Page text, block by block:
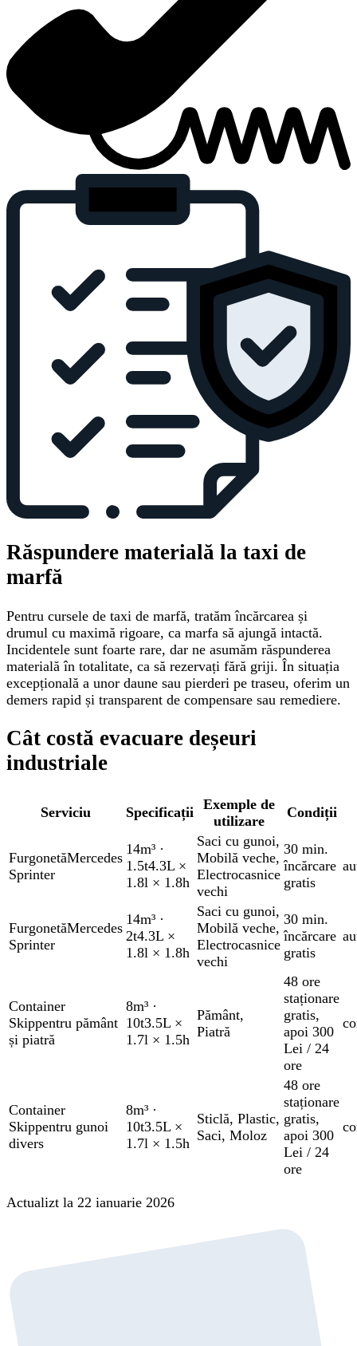
Răspundere materială la taxi de
marfă
Pentru cursele de taxi de marfă, tratăm încărcarea și
drumul cu maximă rigoare, ca marfa să ajungă intactă.
Incidentele sunt foarte rare, dar ne asumăm răspunderea
materială în totalitate, ca să rezervați fără griji. În situația
excepțională a unor daune sau pierderi pe traseu, oferim un
demers rapid și transparent de compensare sau remediere.
Cât costă evacuare deșeuri
industriale
Serviciu Specificații
Exemple de
utilizare
Condiții
FurgonetăMercedes
Sprinter
14m³ ·
1.5t4.3L ×
1.8l × 1.8h
Saci cu gunoi,
Mobilă veche,
Electrocasnice
vechi
30 min.
încărcare
gratis
FurgonetăMercedes
Sprinter
14m³ ·
2t4.3L ×
1.8l × 1.8h
Saci cu gunoi,
Mobilă veche,
Electrocasnice
vechi
30 min.
încărcare
gratis
Container
Skippentru pământ
și piatră
8m³ ·
10t3.5L ×
1.7l × 1.5h
Pământ,
Piatră
48 ore
staționare
gratis,
apoi 300
Lei / 24
ore
Container
Skippentru gunoi
divers
8m³ ·
10t3.5L ×
1.7l × 1.5h
Sticlă, Plastic,
Saci, Moloz
48 ore
staționare
gratis,
apoi 300
Lei / 24
ore
Actualizt la 22 ianuarie 2026